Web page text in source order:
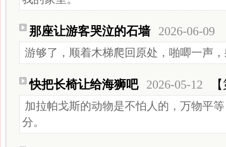
那座让游客哭泣的石墙 2026-06-09
游够了，顺着木梯爬回原处，啪唧一声
快把长椅让给海狮吧 2026-05-12
加拉帕戈斯的动物是不怕人的，万物平
分。